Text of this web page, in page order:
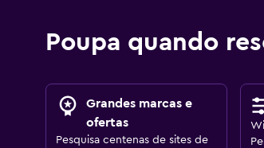
Poupa quando
Grandes marcas e
ofertas
Pesquisa centenas de sites de